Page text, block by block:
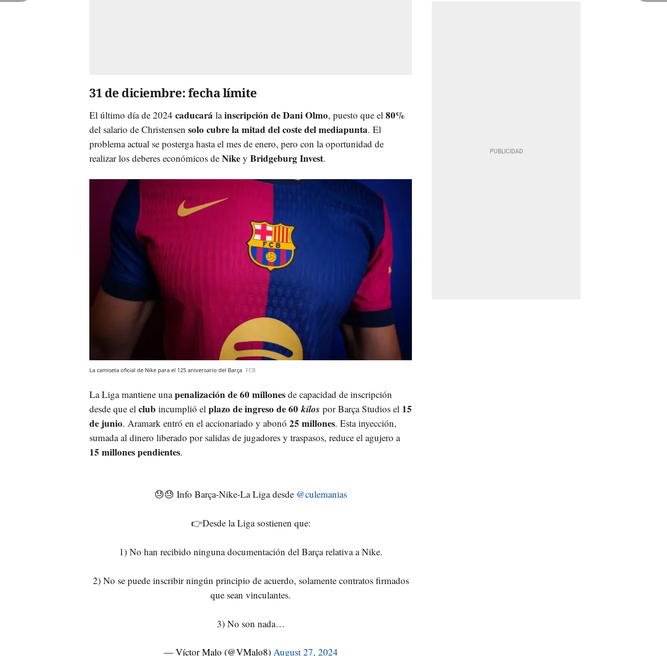
31 de diciembre: fecha límite
El último día de 2024 caducará lainscripción de Dani Olmo, puesto que el 80%
del salario de Christensen solo cubre la mitad del coste del mediapunta. El
problema actual se posterga hasta el mes de enero, pero con la oportunidad de
realizar los deberes económicos de Nike y Bridgeburg Invest.
La camiseta oficial de Nike para el 125 aniversario del Barça FCB
La Liga mantiene unapenalización de 60 millones de capacidad de inscripción
desde que el club incumplió el plazo de ingreso de 60kilos por Barça Studios el 15
de junio. Aramark entró en el accionariado y abonó 25 millones. Esta inyección,
sumada al dinero liberado por salidas de jugadores y traspasos, reduce el agujero a
15 millones pendientes.
😓😓 Info Barça-Nike-La Liga desde @culemanias
👉Desde la Liga sostienen que:
1) No han recibido ninguna documentación del Barça relativa a Nike.
2) No se puede inscribir ningún principio de acuerdo, solamente contratos firmados
que sean vinculantes.
3) No son nada…
— Víctor Malo (@VMalo8) August 27, 2024